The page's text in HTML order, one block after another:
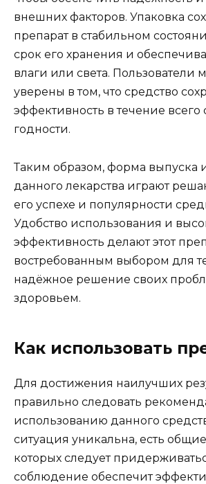
внешних факторов. Упаковка
препарат в стабильном
срок его хранения и
влаги или света. Пользователи
уверены в том, что средство
эффективность в течение всего
годности.
Таким образом, форма выпуска
данного лекарства играют
его успехе и популярности
Удобство использования и
эффективность делают этот
востребованным выбором для
надёжное решение своих
здоровьем.
Как использовать
Для достижения наилучших
правильно следовать
использованию данного
ситуация уникальна, есть
которых следует
соблюдение обеспечит